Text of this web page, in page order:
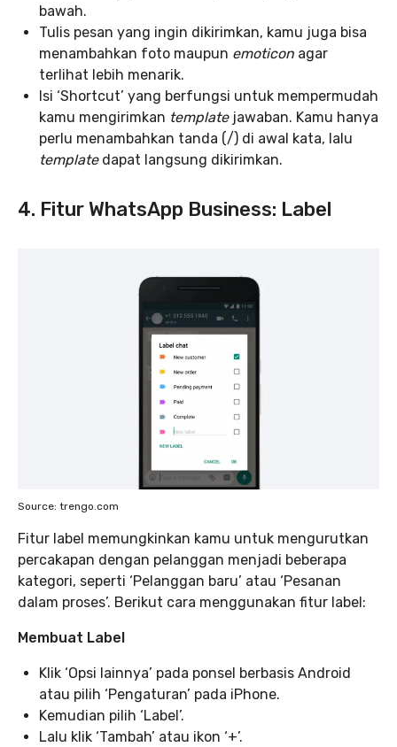
bawah.
Tulis pesan yang ingin dikirimkan, kamu juga bisa
menambahkan foto maupun emoticon agar
terlihat lebih menarik.
Isi ‘Shortcut’ yang berfungsi untuk mempermudah
kamu mengirimkan template jawaban. Kamu hanya
perlu menambahkan tanda (/) di awal kata, lalu
template dapat langsung dikirimkan.
4. Fitur WhatsApp Business: Label
Source: trengo.com
Fitur label memungkinkan kamu untuk mengurutkan
percakapan dengan pelanggan menjadi beberapa
kategori, seperti ‘Pelanggan baru’ atau ‘Pesanan
dalam proses’. Berikut cara menggunakan fitur label:
Membuat Label
Klik ‘Opsi lainnya’ pada ponsel berbasis Android
atau pilih ‘Pengaturan’ pada iPhone.
Kemudian pilih ‘Label’.
Lalu klik ‘Tambah’ atau ikon ‘+’.